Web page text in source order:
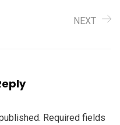
NEXT
Required fields